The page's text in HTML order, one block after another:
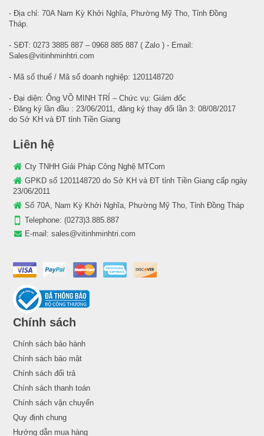
- Địa chỉ: 70A Nam Kỳ Khởi Nghĩa, Phường Mỹ Tho, Tỉnh Đồng
Tháp.
- SĐT: 0273 3885 887 – 0968 885 887 ( Zalo ) - Email:
Sales@vitinhminhtri.com
- Mã số thuế / Mã số doanh nghiệp: 1201148720
- Đại diện: Ông VÕ MINH TRÍ – Chức vụ: Giám đốc
- Đăng ký lần đầu : 23/06/2011, đăng ký thay đổi lần 3: 08/08/2017
do Sở KH và ĐT tỉnh Tiền Giang
Liên hệ
Cty TNHH Giải Pháp Công Nghệ MTCom
GPKD số 1201148720 do Sở KH và ĐT tỉnh Tiền Giang cấp ngày
23/06/2011
Số 70A, Nam Kỳ Khởi Nghĩa, Phường Mỹ Tho, Tỉnh Đồng Tháp
Telephone: (0273)3.885.887
E-mail: sales@vitinhminhtri.com
Chính sách
Chính sách bảo hành
Chính sách bảo mật
Chính sách đổi trả
Chính sách thanh toán
Chính sách vận chuyển
Quy định chung
Hướng dẫn mua hàng